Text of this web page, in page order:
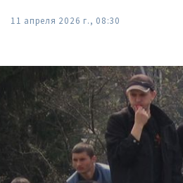
11 апреля 2026 г., 08:30